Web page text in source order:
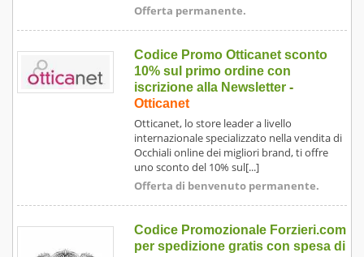
Offerta permanente.
Codice Promo Otticanet sconto
10% sul primo ordine con
iscrizione alla Newsletter-
Otticanet
Otticanet, lo store leader a livello
internazionale specializzato nella vendita di
Occhiali online dei migliori brand, ti offre
uno sconto del 10% sul[...]
Offerta di benvenuto permanente.
Codice Promozionale Forzieri.com
per spedizione gratis con spesa di